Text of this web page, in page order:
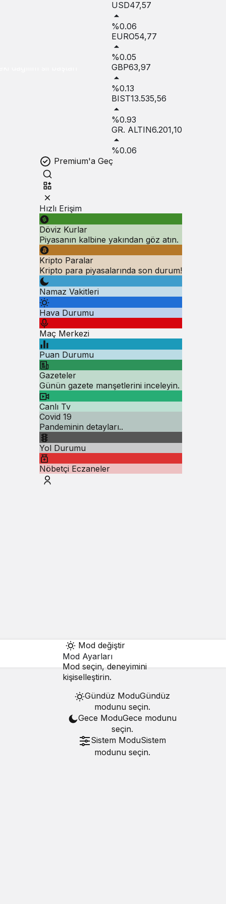
USD47,57
%0.06
EURO54,77
%0.05
GBP63,97
%0.13
BIST13.535,56
%0.93
GR. ALTIN6.201,10
%0.06
Premium'a Geç
Hızlı Erişim
Döviz Kurlar
Piyasanın kalbine yakından göz atın.
Kripto Paralar
Kripto para piyasalarında son durum!
Namaz Vakitleri
Hava Durumu
Maç Merkezi
Puan Durumu
Gazeteler
Günün gazete manşetlerini inceleyin.
Canlı Tv
Covid 19
Pandeminin detayları..
Yol Durumu
Nöbetçi Eczaneler
Mod değiştir
Mod Ayarları
Mod seçin, deneyimini
kişiselleştirin.
Gündüz ModuGündüz
modunu seçin.
Gece ModuGece modunu
seçin.
Sistem ModuSistem
modunu seçin.